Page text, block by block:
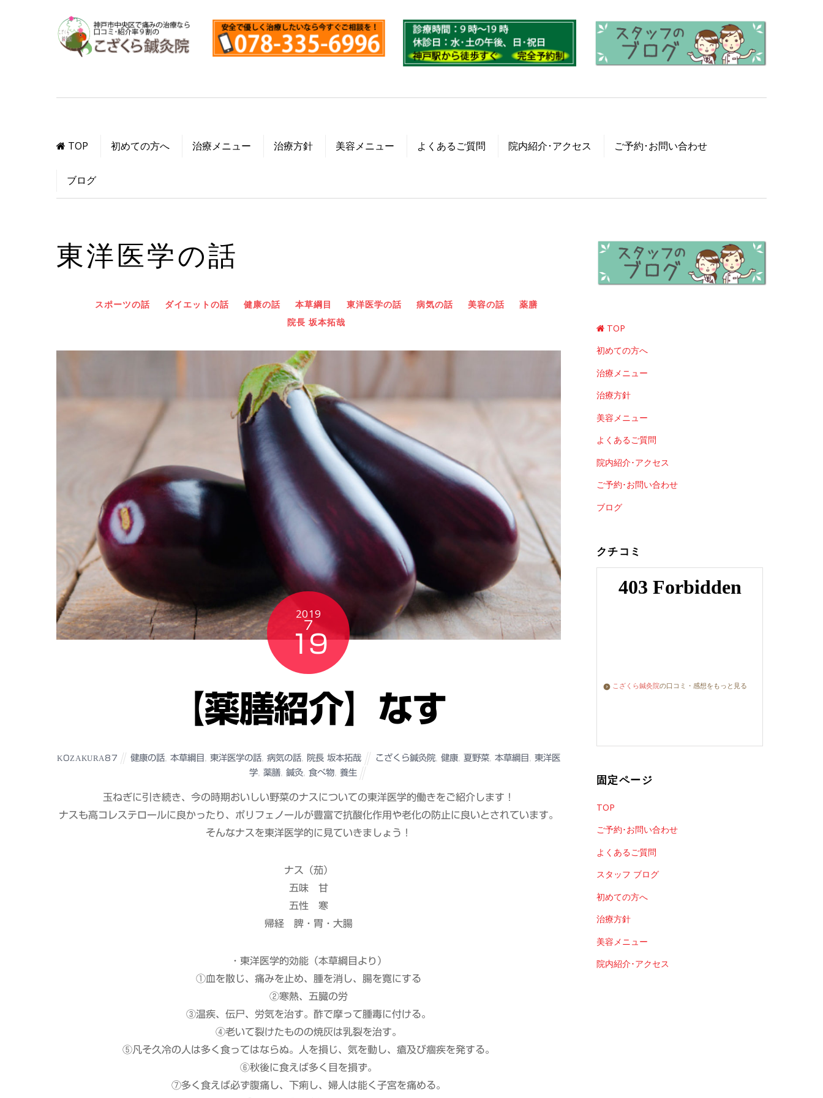
TOP 初めての方へ 治療メニュー 治療方針 美容メニュー よくあるご質問 院内紹介･アクセス ご予約･お問い合わせ
ブログ
東洋医学の話
スポーツの話 ダイエットの話 健康の話 本草綱目 東洋医学の話 病気の話 美容の話
薬膳
院長 坂本拓哉
2019
7
19
【薬膳紹介】なす
KOZAKURA87 健康の話 ,本草綱目 ,東洋医学の話 ,病気の話 院長 坂本拓哉 こざくら鍼灸院, 健康, 夏野菜, 本草綱目
東洋医
学 ,薬膳 ,鍼灸 ,食べ物 ,養生
玉ねぎに引き続き、今の時期おいしい野菜のナスについての東洋医学的働きをご紹介します！
ナスも高コレステロールに良かったり、ポリフェノールが豊富で抗酸化作用や老化の防止に良いとされています。
そんなナスを東洋医学的に見ていきましょう！
ナス（茄）
五味 甘
五性 寒
帰経 脾・胃・大腸
・東洋医学的効能（本草綱目より）
①血を散じ、痛みを止め、腫を消し、腸を寛にする
②寒熱、五臓の労
③温疾、伝尸、労気を治す。酢で摩って腫毒に付ける。
④老いて裂けたものの焼灰は乳裂を治す。
⑤凡そ久冷の人は多く食ってはならぬ。人を損じ、気を動し、瘡及び痼疾を発する。
⑥秋後に食えば多く目を損ず。
⑦多く食えば必ず腹痛し、下痢し、婦人は能く子宮を痛める。
TOP
初めての方へ
治療メニュー
治療方針
美容メニュー
よくあるご質問
院内紹介･アクセス
ご予約･お問い合わせ
ブログ
クチコミ
こざくら鍼灸院の口コミ・感想をもっと見る
固定ページ
TOP
ご予約･お問い合わせ
よくあるご質問
スタッフ ブログ
初めての方へ
治療方針
美容メニュー
院内紹介･アクセス